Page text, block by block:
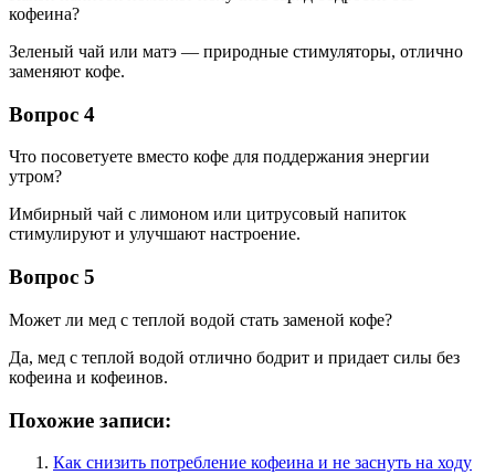
кофеина?
Зеленый чай или матэ — природные стимуляторы, отлично
заменяют кофе.
Вопрос 4
Что посоветуете вместо кофе для поддержания энергии
утром?
Имбирный чай с лимоном или цитрусовый напиток
стимулируют и улучшают настроение.
Вопрос 5
Может ли мед с теплой водой стать заменой кофе?
Да, мед с теплой водой отлично бодрит и придает силы без
кофеина и кофеинов.
Похожие записи:
Как снизить потребление кофеина и не заснуть на ходу